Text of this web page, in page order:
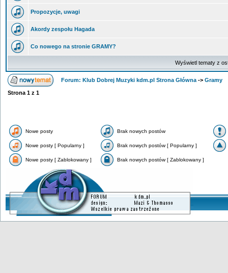
Propozycje, uwagi
Akordy zespołu Hagada
Co nowego na stronie GRAMY?
Wyświetl tematy z
Forum: Klub Dobrej Muzyki kdm.pl Strona Główna -> Gramy
Strona 1 z 1
Nowe posty Brak nowych postów
Nowe posty [ Popularny ] Brak nowych postów [ Popularny ]
Nowe posty [ Zablokowany ] Brak nowych postów [ Zablokowany ]